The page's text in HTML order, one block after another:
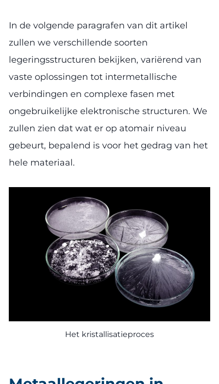
In de volgende paragrafen van dit artikel
zullen we verschillende soorten
legeringsstructuren bekijken, variërend van
vaste oplossingen tot intermetallische
verbindingen en complexe fasen met
ongebruikelijke elektronische structuren. We
zullen zien dat wat er op atomair niveau
gebeurt, bepalend is voor het gedrag van het
hele materiaal.
Het kristallisatieproces